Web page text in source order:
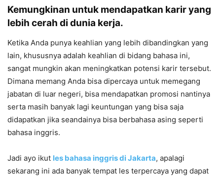
Kemungkinan untuk mendapatkan karir yang
lebih cerah di dunia kerja.
Ketika Anda punya keahlian yang lebih dibandingkan yang
lain, khususnya adalah keahlian di bidang bahasa ini,
sangat mungkin akan meningkatkan potensi karir tersebut.
Dimana memang Anda bisa dipercaya untuk memegang
jabatan di luar negeri, bisa mendapatkan promosi nantinya
serta masih banyak lagi keuntungan yang bisa saja
didapatkan jika seandainya bisa berbahasa asing seperti
bahasa inggris.
Jadi ayo ikut les bahasa inggris di Jakarta, apalagi
sekarang ini ada banyak tempat les terpercaya yang dapat